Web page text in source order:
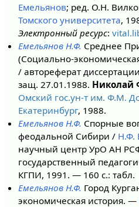
Емельянов; ред. О.Н.
Томского университета,
Электронный ресурс:
Емельянов Н.Ф. Среднее
(Социально-
/ автореферат
защ. 27.01.1988. Николай
Омский гос.ун-т им. Ф.М.
Екатеринбург, 1988.
Емельянов Н.Ф. Спорные
феодальной Сибири / Н.Ф.
научный центр УрО АН
государственный
КГПИ, 1991. — 160 с.: табл.
Емельянов Н.Ф. Город
эко­номическая история. —